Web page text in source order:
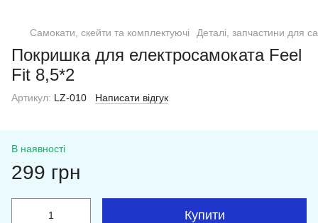
Самокати, скейти та комплектуючі Деталі, запчастини для
Покришка для електросамоката Feel
Fit 8,5*2
Артикул: LZ-010 Написати відгук
В наявності
299 грн
Купити